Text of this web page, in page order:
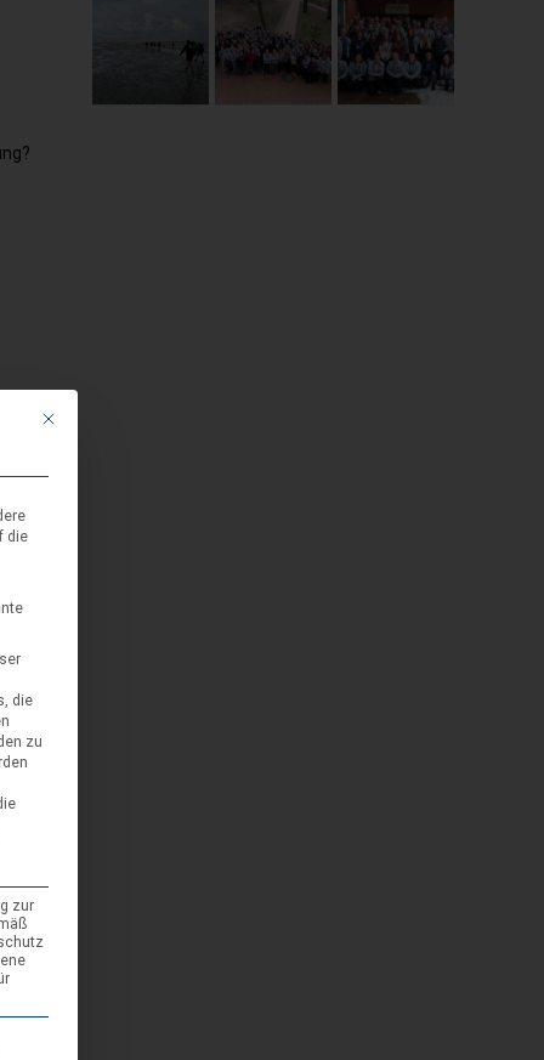
Mit diesem Button wird der Dialog geschlossen. Seine Funktionalität ist
die
die
zu
zur
Die erste Service-Gruppe ist essenziell und kann nicht